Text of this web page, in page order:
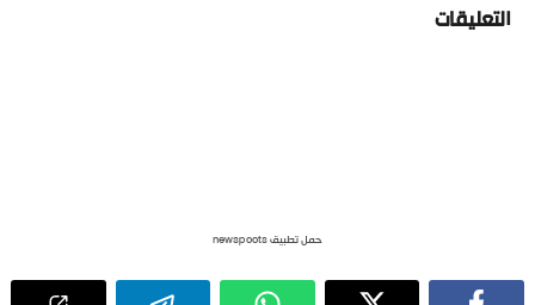
التعليقات
حمل تطبيق newspoots